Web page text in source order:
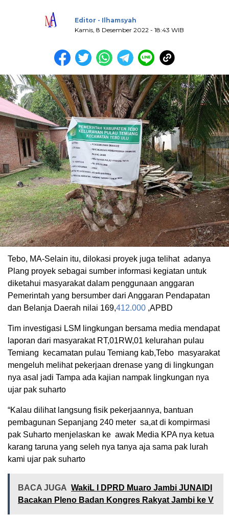
Editor - Ilhamsyah
Kamis, 8 Desember 2022 - 18:43 WIB
Tebo, MA-Selain itu, dilokasi proyek juga telihat adanya
Plang proyek sebagai sumber informasi kegiatan untuk
diketahui masyarakat dalam penggunaan anggaran
Pemerintah yang bersumber dari Anggaran Pendapatan
dan Belanja Daerah nilai 169,412.000 ,APBD
Tim investigasi LSM lingkungan bersama media mendapat
laporan dari masyarakat RT,01RW,01 kelurahan pulau
Temiang kecamatan pulau Temiang kab,Tebo masyarakat
mengeluh melihat pekerjaan drenase yang di lingkungan
nya asal jadi Tampa ada kajian nampak lingkungan nya
ujar pak suharto
“Kalau dilihat langsung fisik pekerjaannya, bantuan
pembagunan Sepanjang 240 meter sa,at di kompirmasi
pak Suharto menjelaskan ke awak Media KPA nya ketua
karang taruna yang seleh nya tanya aja sama pak lurah
kami ujar pak suharto
BACA JUGA WakiL I DPRD Muaro Jambi JUNAIDI
Bacakan Pleno Badan Kongres Rakyat Jambi ke V